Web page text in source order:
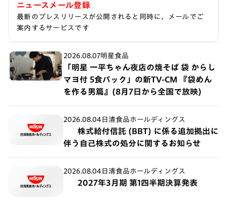
ニュースメール登録
最新のプレスリリースが公開されると同時に、メールでご
案内するサービスです
2026.08.07明星食品
「明星 一平ちゃん夜店の焼そば 袋 からし
マヨ付 5食パック」の新TV-CM 『袋めん
を作る男篇』(8月7日から全国で放映)
2026.08.04 日清食品ホールディングス
株式給付信託 (BBT) に係る追加拠出に
伴う自己株式の処分に関するお知らせ
2026.08.04 日清食品ホールディングス
2027年3月期 第1四半期決算発表